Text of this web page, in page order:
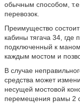
обычным способом,
перевозок.
Преимущество
кабины тягача 34, где
подключенный к
каждым мостом и
В случае
средства может
несущей мостовой
перемещения рамы 2